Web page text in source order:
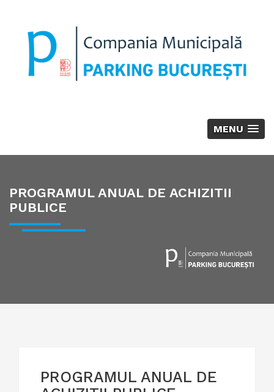
MENU
PROGRAMUL ANUAL DE ACHIZITII
PUBLICE
PROGRAMUL ANUAL DE